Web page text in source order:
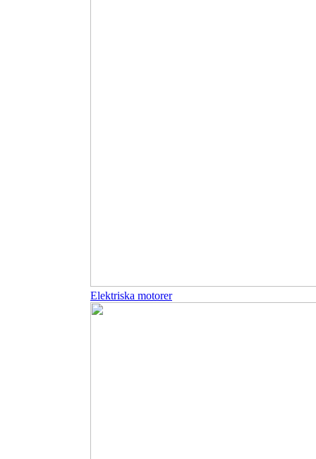
Elektriska motorer